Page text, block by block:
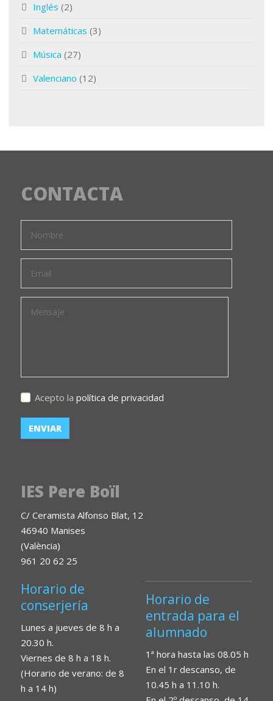
Inglés (2)
Matemáticas (3)
Música (27)
Valenciano (12)
CONTACTA
Acepto la política de privacidad
IES Pere Boïl
C/ Ceramista Alfonso Blat, 12
46940 Manises
(València)
961 20 62 25
Horario de
conserjería
Lunes a jueves de 8 h a
20.30 h.
Viernes de 8 h a 18 h.
(Horario de verano: de 8
h a 14 h)
Horario de
entrada para el
alumnado
1ª hora hasta las 08.05 h
En el 1r descanso, de
10.45 h a 11.10 h.